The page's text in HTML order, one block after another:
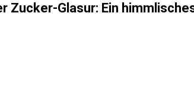
Glasur: Ein